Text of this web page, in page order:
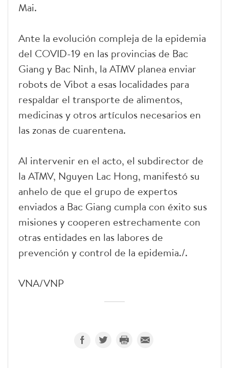
Mai.
Ante la evolución compleja de la epidemia
del COVID-19 en las provincias de Bac
Giang y Bac Ninh, la ATMV planea enviar
robots de Vibot a esas localidades para
respaldar el transporte de alimentos,
medicinas y otros artículos necesarios en
las zonas de cuarentena.
Al intervenir en el acto, el subdirector de
la ATMV, Nguyen Lac Hong, manifestó su
anhelo de que el grupo de expertos
enviados a Bac Giang cumpla con éxito sus
misiones y cooperen estrechamente con
otras entidades en las labores de
prevención y control de la epidemia./.
VNA/VNP